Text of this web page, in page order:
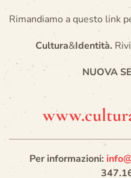
Rimandiamo a questo link
Cultura&Identità.
NUOVA
Per informazioni: